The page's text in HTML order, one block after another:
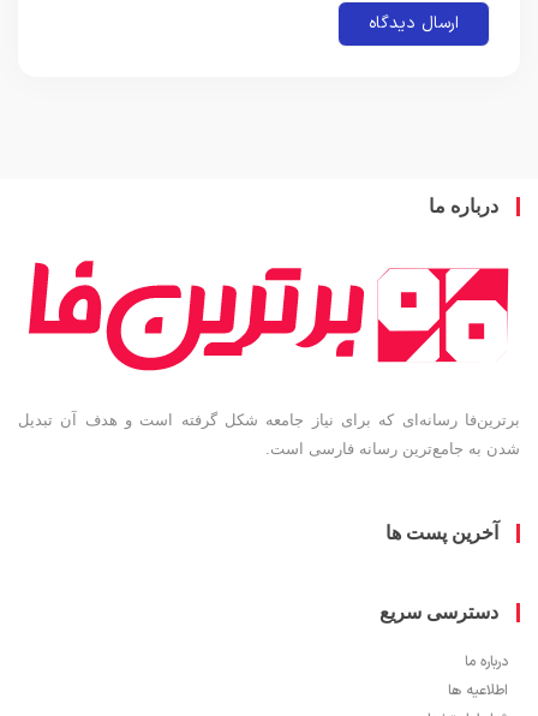
ما
رسانه‌ای که برای نیاز جامعه شکل گرفته است و هدف آن تبدیل
جامع‌ترین رسانه فارسی است.
پست ها
سریع
ها